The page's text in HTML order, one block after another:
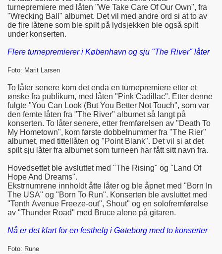
turnepremiere med låten "We Take Care Of Our Own", fra
"Wrecking Ball" albumet. Det vil med andre ord si at to av
de fire låtene som ble spilt på lydsjekken ble også spilt
under konserten.
Flere turnepremierer i København og sju "The River" låter
Foto: Marit Larsen
To låter senere kom det enda en turnepremiere etter et
ønske fra publikum, med låten "Pink Cadillac". Etter denne
fulgte "You Can Look (But You Better Not Touch", som var
den femte låten fra "The River" albumet så langt på
konserten. To låter senere, etter fremførelsen av "Death To
My Hometown", kom første dobbelnummer fra "The Rier"
albumet, med tittellåten og "Point Blank". Det vil si at det
spilt sju låter fra albumet som turneen har fått sitt navn fra.
Hovedsettet ble avsluttet med "The Rising" og "Land Of
Hope And Dreams".
Ekstrnumrene innholdt åtte låter og ble åpnet med "Born In
The USA" og "Born To Run". Konserten ble avsluttet med
"Tenth Avenue Freeze-out", Shout" og en solofremførelse
av "Thunder Road" med Bruce alene på gitaren.
Nå er det klart for en festhelg i Gøteborg med to konserter
Foto: Rune